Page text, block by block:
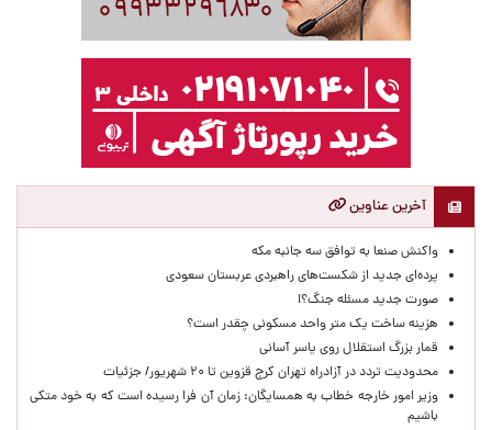
آخرین عناوین
واکنش صنعا به توافق سه جانبه مکه
پرده‌ای جدید از شکست‌های راهبردی عربستان سعودی
صورت جدید مسئله جنگ؟!
هزینه ساخت یک متر واحد مسکونی چقدر است؟
قمار بزرگ استقلال روی یاسر آسانی
محدودیت تردد در آزادراه تهران کرج قزوین تا ۲۰ شهریور/ جزئیات
وزیر امور خارجه خطاب به همسایگان: زمان آن فرا رسیده است که به خود متکی
باشیم